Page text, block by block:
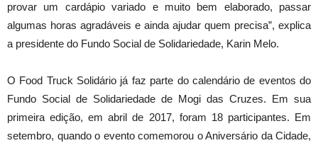
provar um cardápio variado e muito bem elaborado, passar
algumas horas agradáveis e ainda ajudar quem precisa”, explica
a presidente do Fundo Social de Solidariedade, Karin Melo.
O Food Truck Solidário já faz parte do calendário de eventos do
Fundo Social de Solidariedade de Mogi das Cruzes. Em sua
primeira edição, em abril de 2017, foram 18 participantes. Em
setembro, quando o evento comemorou o Aniversário da Cidade,